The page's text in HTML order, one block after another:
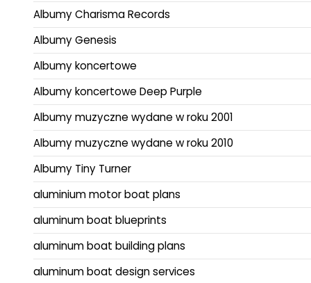
Albumy Charisma Records
Albumy Genesis
Albumy koncertowe
Albumy koncertowe Deep Purple
Albumy muzyczne wydane w roku 2001
Albumy muzyczne wydane w roku 2010
Albumy Tiny Turner
aluminium motor boat plans
aluminum boat blueprints
aluminum boat building plans
aluminum boat design services